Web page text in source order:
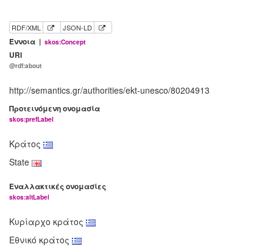
RDF/XML JSON-LD
Έννοια | skos:Concept
URI
@rdf:about
http://semantics.gr/authorities/ekt-unesco/80204913
Προτεινόμενη ονομασία
skos:prefLabel
Κράτος
State
Εναλλακτικές ονομασίες
skos:altLabel
Κυρίαρχο κράτος
Εθνικό κράτος